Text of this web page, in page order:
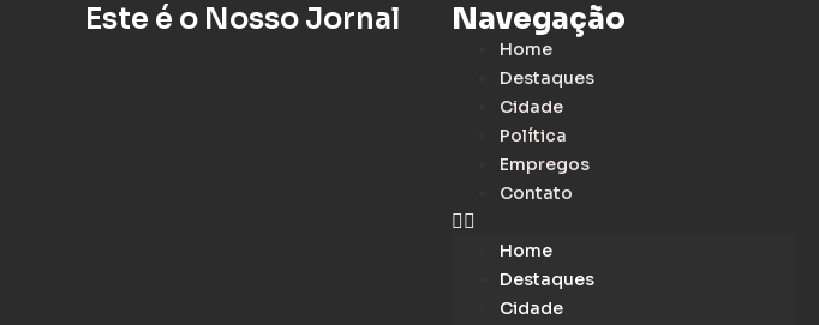
Este é o Nosso Jornal Navegação
Home
Destaques
Cidade
Política
Empregos
Contato
Home
Destaques
Cidade